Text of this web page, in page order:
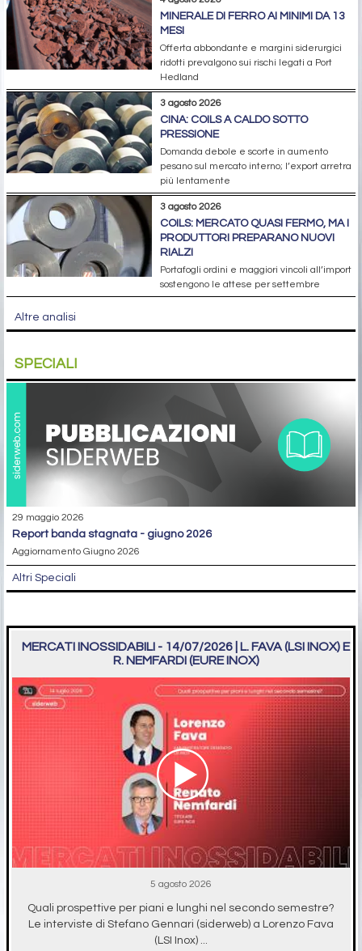
MINERALE DI FERRO AI MINIMI DA 13
MESI
Offerta abbondante e margini siderurgici
ridotti prevalgono sui rischi legati a Port
Hedland
3 agosto 2026
CINA: COILS A CALDO SOTTO
PRESSIONE
Domanda debole e scorte in aumento
pesano sul mercato interno; l’export arretra
più lentamente
3 agosto 2026
COILS: MERCATO QUASI FERMO, MA I
PRODUTTORI PREPARANO NUOVI
RIALZI
Portafogli ordini e maggiori vincoli all’import
sostengono le attese per settembre
Altre analisi
SPECIALI
29 maggio 2026
report banda stagnata - giugno 2026
Aggiornamento Giugno 2026
Altri Speciali
MERCATI INOSSIDABILI - 14/07/2026 | L. FAVA (LSI INOX) E
R. NEMFARDI (EURE INOX)
5 agosto 2026
Quali prospettive per piani e lunghi nel secondo semestre?
Le interviste di Stefano Gennari (siderweb) a Lorenzo Fava
(LSI Inox) ...